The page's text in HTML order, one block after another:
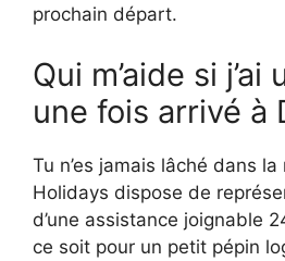
prochain départ.
Qui m’aide si j’ai
une fois arrivé à
Tu n’es jamais lâché dans
Holidays dispose de
d’une assistance joignable
ce soit pour un petit pépin